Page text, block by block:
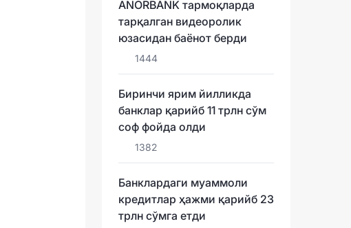
ANORBANK тармоқларда
тарқалган видеоролик
юзасидан баёнот берди
1444
Биринчи ярим йилликда
банклар қарийб 11 трлн сўм
соф фойда олди
1382
Банклардаги муаммоли
кредитлар ҳажми қарийб 23
трлн сўмга етди